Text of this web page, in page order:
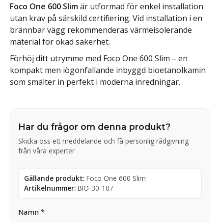
Foco One 600 Slimär utformad för enkel installation
utan krav på särskild certifiering. Vid installation i en
brännbar vägg rekommenderas värmeisolerande
material för ökad säkerhet.
Förhöj ditt utrymme med Foco One 600 Slim – en
kompakt men iögonfallande inbyggd bioetanolkamin
som smälter in perfekt i moderna inredningar.
Har du frågor om denna produkt?
Skicka oss ett meddelande och få personlig rådgivning
från våra experter
Gällande produkt: Foco One 600 Slim
Artikelnummer: BIO-30-107
Namn *